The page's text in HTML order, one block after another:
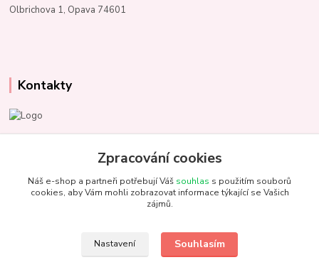
Olbrichova 1, Opava 74601
Kontakty
+420 731 153 484
info@unezbednychklubicek.cz
Zpracování cookies
Náš e-shop a partneři potřebují Váš souhlas s použitím souborů
cookies, aby Vám mohli zobrazovat informace týkající se Vašich
zájmů.
Nastavení Souhlasím